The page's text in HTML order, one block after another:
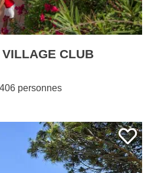
CLUB
personnes